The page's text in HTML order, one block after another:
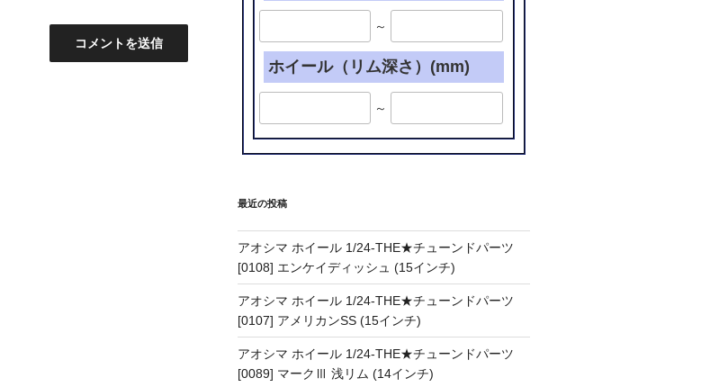
～
ホイール（リム深さ）(mm)
～
最近の投稿
アオシマ ホイール 1/24-THE★チューンドパーツ
[0108] エンケイディッシュ (15インチ)
アオシマ ホイール 1/24-THE★チューンドパーツ
[0107] アメリカンSS (15インチ)
アオシマ ホイール 1/24-THE★チューンドパーツ
[0089] マークⅢ 浅リム (14インチ)